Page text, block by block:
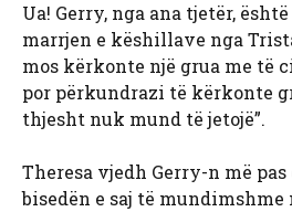
Ua! Gerry, nga ana tjetër,
marrjen e këshillave nga
mos kërkonte një grua me të
por përkundrazi të kërkonte
thjesht nuk mund të jetojë”.
Theresa vjedh Gerry-n më
bisedën e saj të mundimshme